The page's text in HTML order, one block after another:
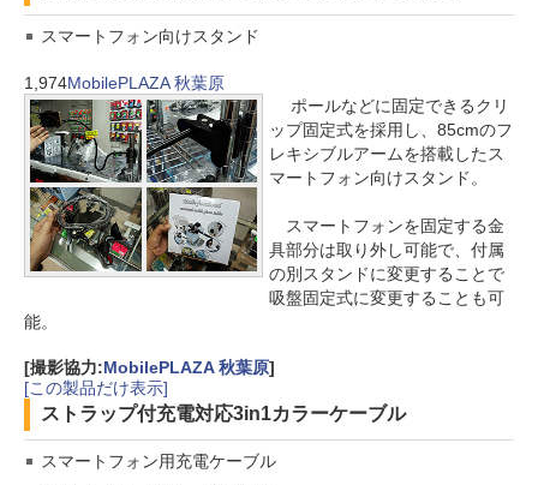
スマートフォン向けスタンド
1,974MobilePLAZA 秋葉原
ポールなどに固定できるクリ
ップ固定式を採用し、85cmのフ
レキシブルアームを搭載したス
マートフォン向けスタンド。
スマートフォンを固定する金
具部分は取り外し可能で、付属
の別スタンドに変更することで
吸盤固定式に変更することも可
能。
[撮影協力:MobilePLAZA 秋葉原]
[この製品だけ表示]
ストラップ付充電対応3in1カラーケーブル
スマートフォン用充電ケーブル